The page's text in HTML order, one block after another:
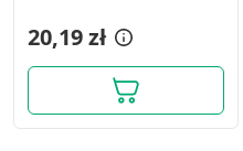
20,19 zł